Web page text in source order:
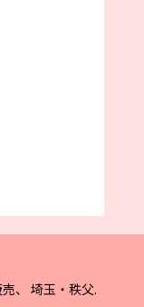
、 埼玉・秩父.